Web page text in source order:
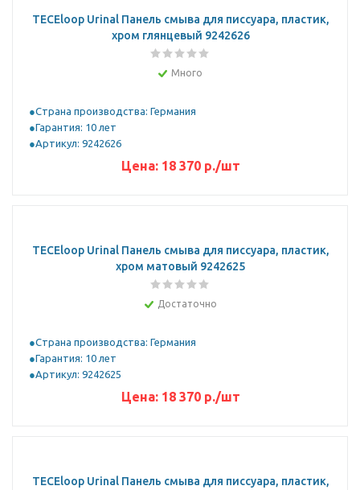
TECEloop Urinal Панель смыва для писсуара, пластик,
хром глянцевый 9242626
Много
Страна производства: Германия
Гарантия: 10 лет
Артикул: 9242626
Цена: 18 370р./шт
TECEloop Urinal Панель смыва для писсуара, пластик,
хром матовый 9242625
Достаточно
Страна производства: Германия
Гарантия: 10 лет
Артикул: 9242625
Цена: 18 370р./шт
TECEloop Urinal Панель смыва для писсуара, пластик,